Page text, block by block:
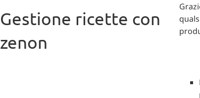
Gestione ricette con
zenon